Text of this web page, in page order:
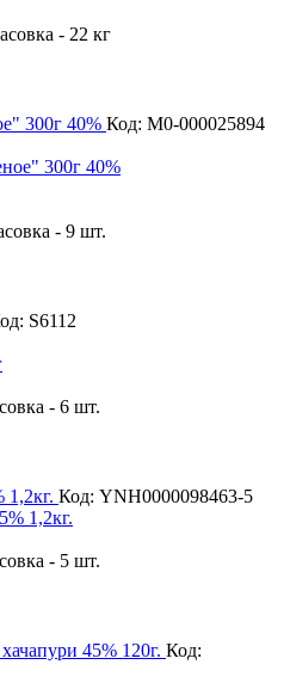
- 22 кг
300г 40% Код: M0-000025894
- 9 шт.
S6112
- 6 шт.
Код: YNН0000098463-5
- 5 шт.
45% 120г. Код: